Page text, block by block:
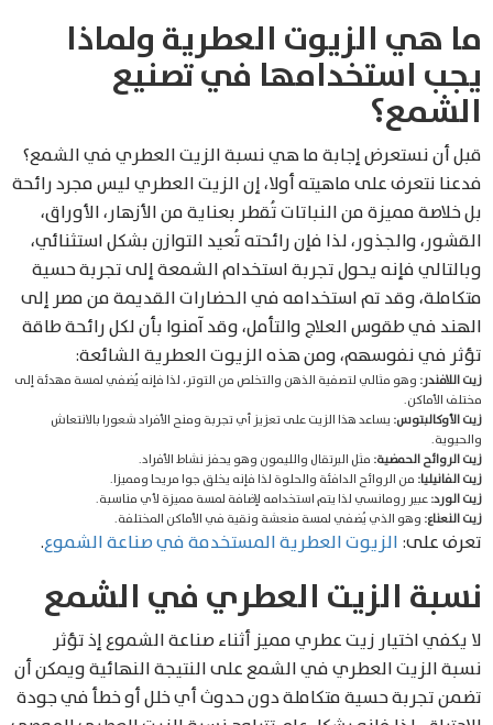
ما هي الزيوت العطرية ولماذا
يجب استخدامها في تصنيع
الشمع؟
قبل أن نستعرض إجابة ما هي نسبة الزيت العطري في الشمع؟
فدعنا نتعرف على ماهيته أولا، إن الزيت العطري ليس مجرد رائحة
بل خلاصة مميزة من النباتات تُقطر بعناية من الأزهار، الأوراق،
القشور، والجذور، لذا فإن رائحته تُعيد التوازن بشكل استثنائي،
وبالتالي فإنه يحول تجربة استخدام الشمعة إلى تجربة حسية
متكاملة، وقد تم استخدامه في الحضارات القديمة من مصر إلى
الهند في طقوس العلاج والتأمل، وقد آمنوا بأن لكل رائحة طاقة
تؤثر في نفوسهم، ومن هذه الزيوت العطرية الشائعة:
زيت اللافندر: وهو مثالي لتصفية الذهن والتخلص من التوتر، لذا فإنه يُضفي لمسة مهدئة إلى
مختلف الأماكن.
زيت الأوكالبتوس: يساعد هذا الزيت على تعزيز أي تجربة ومنح الأفراد شعورا بالانتعاش
والحيوية.
زيت الروائح الحمضية: مثل البرتقال والليمون وهو يحفز نشاط الأفراد.
زيت الفانيليا: من الروائح الدافئة والحلوة لذا فإنه يخلق جوا مريحا ومميزا.
زيت الورد:عبير رومانسي لذا يتم استخدامه لإضافة لمسة مميزة لأي مناسبة.
زيت النعناع: وهو الذي يُضفي لمسة منعشة ونقية في الأماكن المختلفة.
تعرف على: الزيوت العطرية المستخدمة في صناعة الشموع.
نسبة الزيت العطري في الشمع
لا يكفي اختيار زيت عطري مميز أثناء صناعة الشموع إذ تؤثر
نسبة الزيت العطري في الشمع على النتيجة النهائية ويمكن أن
تضمن تجربة حسية متكاملة دون حدوث أي خلل أو خطأ في جودة